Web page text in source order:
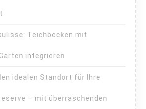
Teichbecken mit
integrieren
idealen Standort für Ihre
– mit überraschenden